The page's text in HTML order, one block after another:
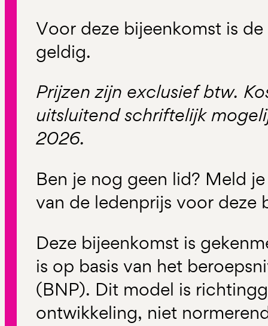
Voor deze bijeenkomst is
geldig.
Prijzen zijn exclusief btw.
uitsluitend schriftelijk
2026.
Ben je nog geen lid? Meld
van de ledenprijs voor deze
Deze bijeenkomst is
is op basis van het
(BNP). Dit model is
ontwikkeling, niet